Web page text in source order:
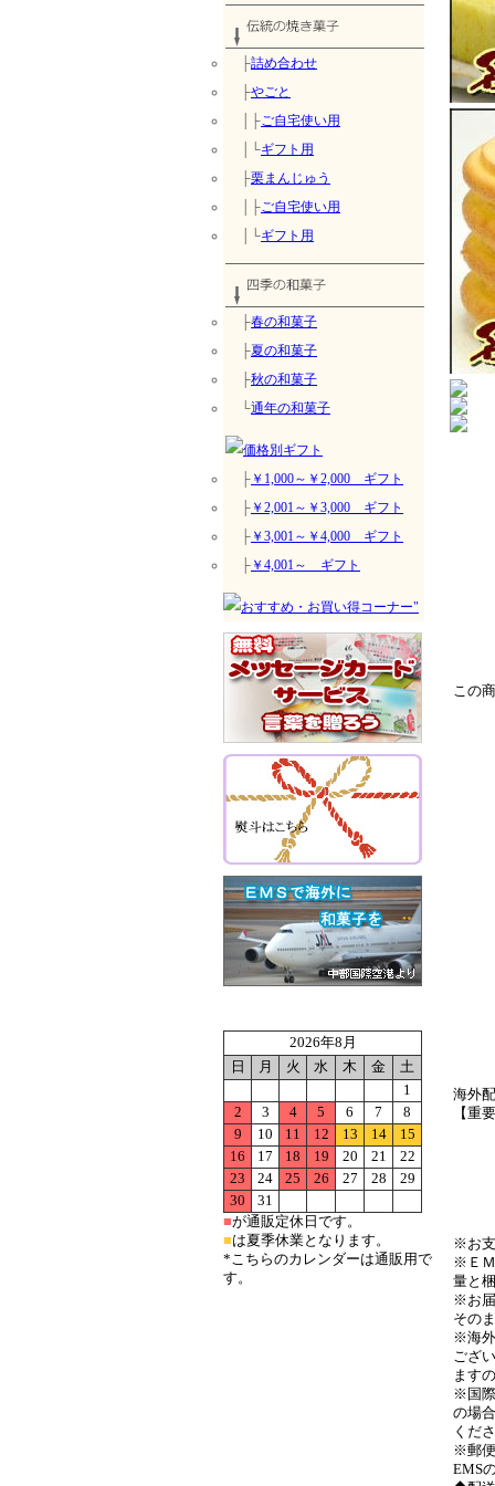
├詰め合わせ
├やごと
│├ご自宅使い用
│└ギフト用
├栗まんじゅう
│├ご自宅使い用
│└ギフト用
├春の和菓子
├夏の和菓子
├秋の和菓子
└通年の和菓子
├ ￥1,000～￥2,000 ギフト
├ ￥2,001～￥3,000 ギフト
├ ￥3,001～￥4,000 ギフト
├ ￥4,001～ ギフト
2026年8月
日
月 火 水 木 金
土
1
2
3 4 5 6 7
8
9
10 11 12 13 14
15
16
17 18 19 20 21
22
23
24 25 26 27 28
29
30
31
■が通販定休日です。
■は夏季休業となります。
*こちらのカレンダーは通販用で
す。
この
海外
【重
※お支
※Ｅ
量と
※お
その
※海
ござ
ます
※国
の場
くだ
※郵
EMS